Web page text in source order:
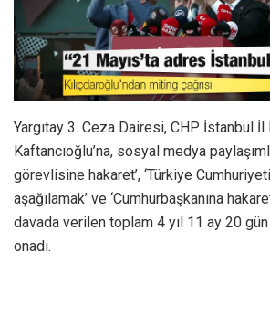
Yargıtay 3. Ceza Dairesi, CHP İstanbul İl
Kaftancıoğlu’na, sosyal medya
görevlisine hakaret’, ‘Türkiye
aşağılamak’ ve ‘Cumhurbaşkanına
davada verilen toplam 4 yıl 11 ay 20 gün
onadı.